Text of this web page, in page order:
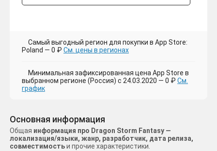
Самый выгодный регион для покупки в App Store:
Poland — 0 ₽ См. цены в регионах
Минимальная зафиксированная цена App Store в
выбранном регионе (Россия) с 24.03.2020 — 0 ₽ См.
график
Основная информация
Общая информация про Dragon Storm Fantasy —
локализация/языки, жанр, разработчик, дата релиза,
совместимостьи прочие характеристики.